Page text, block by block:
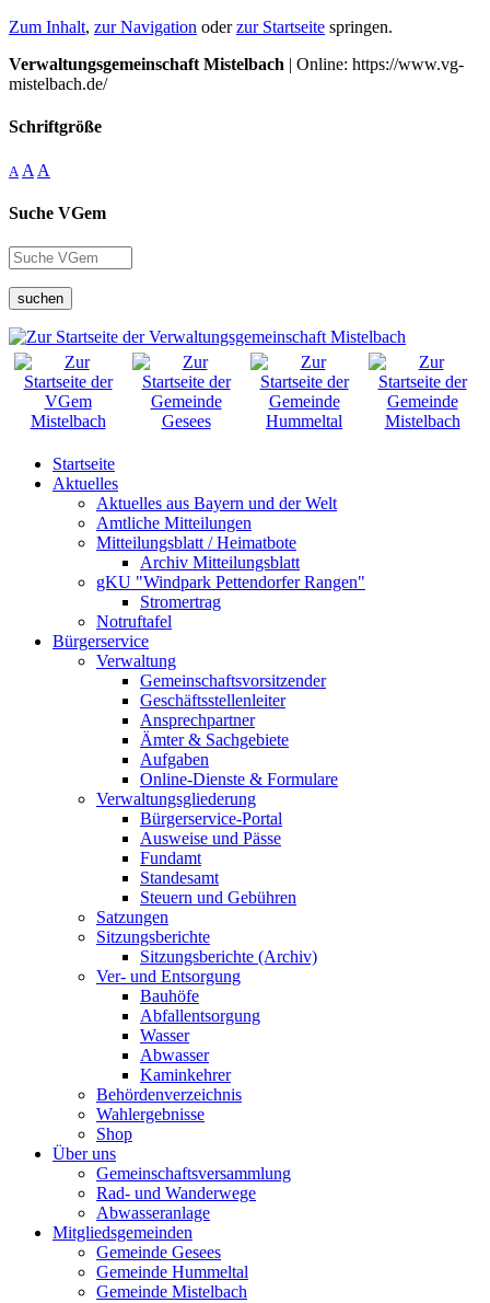
Zum Inhalt, zur Navigation oderzur Startseite springen.
Verwaltungsgemeinschaft Mistelbach | Online: https://www.vg-
mistelbach.de/
Schriftgröße
A A A
Suche VGem
suchen
Startseite
Aktuelles
Aktuelles aus Bayern und der Welt
Amtliche Mitteilungen
Mitteilungsblatt / Heimatbote
Archiv Mitteilungsblatt
gKU "Windpark Pettendorfer Rangen"
Stromertrag
Notruftafel
Bürgerservice
Verwaltung
Gemeinschaftsvorsitzender
Geschäftsstellenleiter
Ansprechpartner
Ämter & Sachgebiete
Aufgaben
Online-Dienste & Formulare
Verwaltungsgliederung
Bürgerservice-Portal
Ausweise und Pässe
Fundamt
Standesamt
Steuern und Gebühren
Satzungen
Sitzungsberichte
Sitzungsberichte (Archiv)
Ver- und Entsorgung
Bauhöfe
Abfallentsorgung
Wasser
Abwasser
Kaminkehrer
Behördenverzeichnis
Wahlergebnisse
Shop
Über uns
Gemeinschaftsversammlung
Rad- und Wanderwege
Abwasseranlage
Mitgliedsgemeinden
Gemeinde Gesees
Gemeinde Hummeltal
Gemeinde Mistelbach